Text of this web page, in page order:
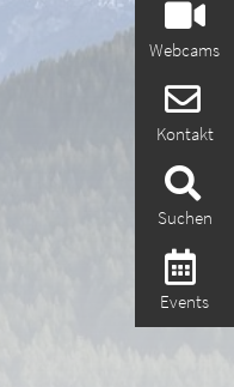
Webcams
Kontakt
Suchen
Events